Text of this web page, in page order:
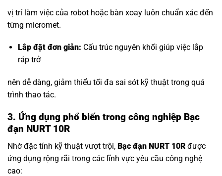
vị trí làm việc của robot hoặc bàn xoay luôn chuẩn xác đến
từng micromet.
Lắp đặt đơn giản: Cấu trúc nguyên khối giúp việc lắp
ráp trở
nên dễ dàng, giảm thiểu tối đa sai sót kỹ thuật trong quá
trình thao tác.
3. Ứng dụng phổ biến trong công nghiệp Bạc
đạn NURT 10R
Nhờ đặc tính kỹ thuật vượt trội, Bạc đạn NURT 10R được
ứng dụng rộng rãi trong các lĩnh vực yêu cầu công nghệ
cao: